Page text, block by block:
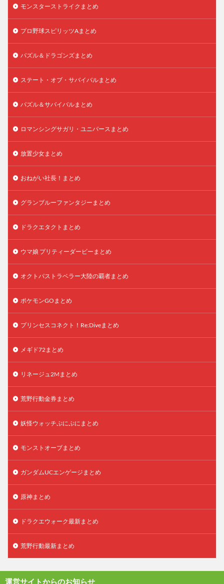
モンスターストライクまとめ
プロ野球スピリッツAまとめ
パズル＆ドラゴンズまとめ
ステート・オブ・サバイバルまとめ
パズル＆サバイバルまとめ
ロマンシングサガリ・ユニバースまとめ
放置少女まとめ
おねがい社長！まとめ
グランブルーファンタジーまとめ
ドラクエタクトまとめ
ウマ娘 プリティーダービーまとめ
オクトパストラベラー大陸の覇者まとめ
ポケモンGOまとめ
プリンセスコネクト！Re:Diveまとめ
メギド72まとめ
リネージュ2Mまとめ
荒野行動金券まとめ
妖怪ウォッチぷにぷにまとめ
モンストオーブまとめ
ガンダムUCエンゲージまとめ
原神まとめ
ドラクエウォーク最新まとめ
荒野行動最新まとめ
運営サイトからのお知らせ